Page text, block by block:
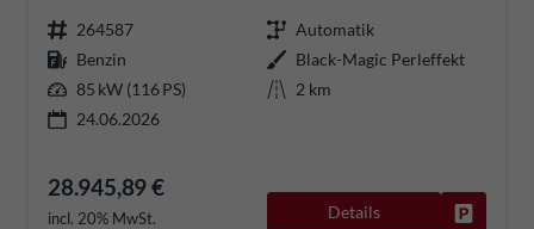
264587
Automatik
Benzin
Black-Magic Perleffekt
85 kW (116 PS)
2 km
24.06.2026
28.945,89 €
incl. 20% MwSt.
Details